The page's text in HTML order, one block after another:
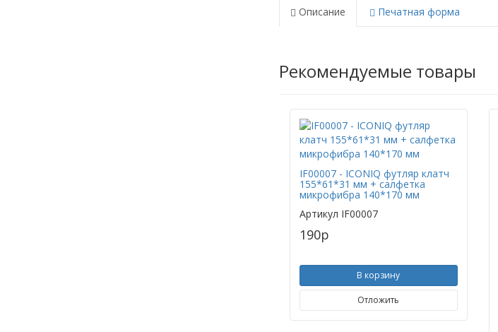
Описание Печатная форма
Рекомендуемые товары
IF00007 - ICONIQ футляр клатч
155*61*31 мм + салфетка
микрофибра 140*170 мм
Артикул IF00007
190p
В корзину
Отложить